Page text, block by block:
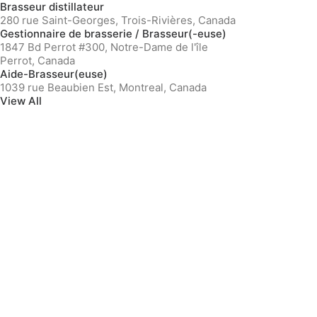
Brasseur distillateur
280 rue Saint-Georges, Trois-Rivières, Canada
Gestionnaire de brasserie / Brasseur(-euse)
1847 Bd Perrot #300, Notre-Dame de l'île
Perrot, Canada
Aide-Brasseur(euse)
1039 rue Beaubien Est, Montreal, Canada
View All